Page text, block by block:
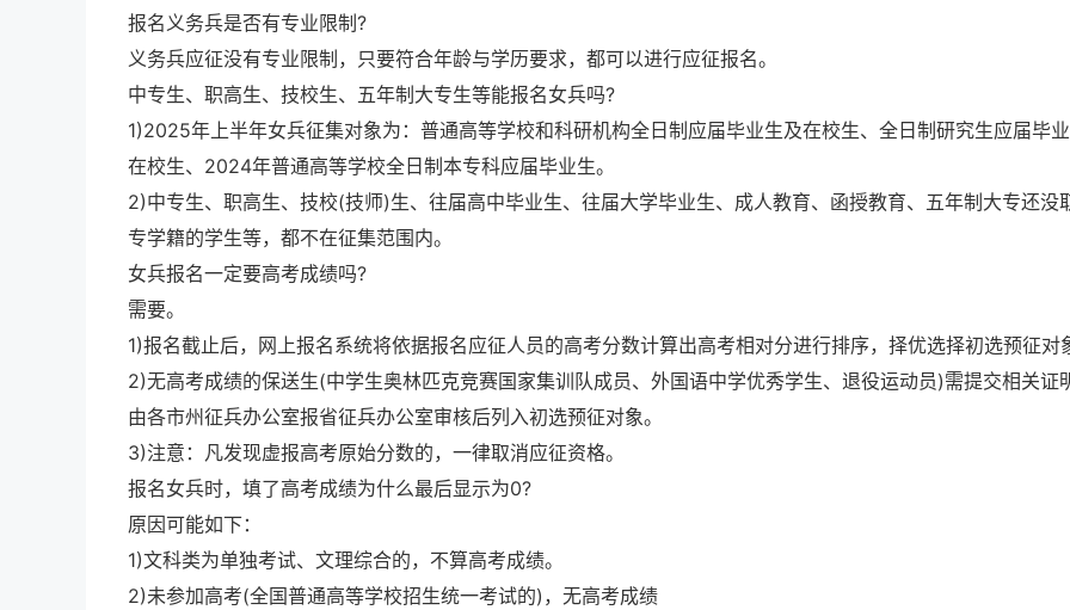
报名义务兵是否有专业限制?
义务兵应征没有专业限制，只要符合年龄与学历要求，都可以进行应征报名。
中专生、职高生、技校生、五年制大专生等能报名女兵吗?
1)2025年上半年女兵征集对象为：普通高等学校和科研机构全日制应届毕业生及在校生、全日制研究生应届毕
在校生、2024年普通高等学校全日制本专科应届毕业生。
2)中专生、职高生、技校(技师)生、往届高中毕业生、往届大学毕业生、成人教育、函授教育、五年制大专还没
专学籍的学生等，都不在征集范围内。
女兵报名一定要高考成绩吗?
需要。
1)报名截止后，网上报名系统将依据报名应征人员的高考分数计算出高考相对分进行排序，择优选择初选预征对
2)无高考成绩的保送生(中学生奥林匹克竞赛国家集训队成员、外国语中学优秀学生、退役运动员)需提交相关证
由各市州征兵办公室报省征兵办公室审核后列入初选预征对象。
3)注意：凡发现虚报高考原始分数的，一律取消应征资格。
报名女兵时，填了高考成绩为什么最后显示为0?
原因可能如下：
1)文科类为单独考试、文理综合的，不算高考成绩。
2)未参加高考(全国普通高等学校招生统一考试的)，无高考成绩